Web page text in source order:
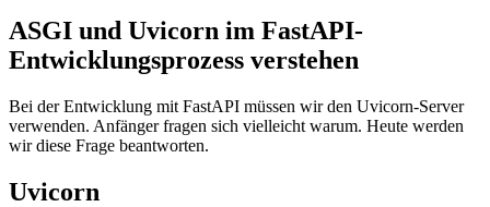
ASGI und Uvicorn im FastAPI-
Entwicklungsprozess verstehen
Bei der Entwicklung mit FastAPI müssen wir den Uvicorn-Server
verwenden. Anfänger fragen sich vielleicht warum. Heute werden
wir diese Frage beantworten.
Uvicorn